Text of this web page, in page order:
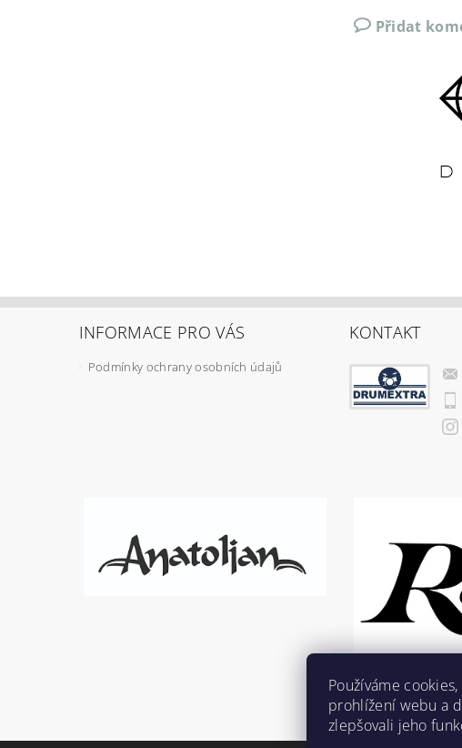
Přidat
INFORMACE PRO VÁS
Podmínky ochrany osobních údajů
KONTAKT
Používáme
prohlížení webu a
zlepšovali jeho